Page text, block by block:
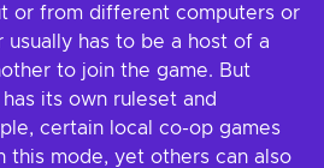
or from different computers or
usually has to be a host of a
to join the game. But
its own ruleset and
certain local co-op games
this mode, yet others can also